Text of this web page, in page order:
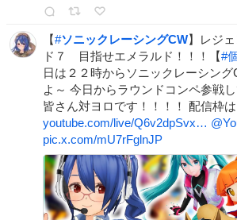
【#ソニックレーシングCW】レジ
ド７ 目指せエメラルド！！！【#
日は２２時からソニックレーシン
よ～ 今日からラウンドコンペ参戦
皆さん対ヨロです！！！！ 配信枠
youtube.com/live/Q6v2dpSvx…
pic.x.com/mU7rFglnJP